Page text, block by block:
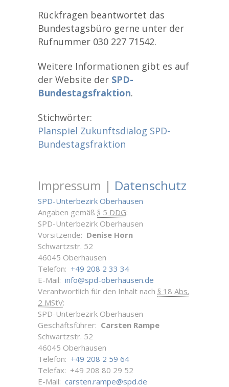
Rückfragen beantwortet das
Bundestagsbüro gerne unter der
Rufnummer 030 227 71542.
Weitere Informationen gibt es auf
der Website der SPD-
Bundestagsfraktion.
Stichwörter:
Planspiel Zukunftsdialog SPD-
Bundestagsfraktion
Impressum | Datenschutz
SPD-Unterbezirk Oberhausen
Angaben gemäß § 5 DDG:
SPD-Unterbezirk Oberhausen
Vorsitzende: Denise Horn
Schwartzstr. 52
46045 Oberhausen
Telefon: +49 208 2 33 34
E-Mail: info@spd-oberhausen.de
Verantwortlich für den Inhalt nach § 18 Abs.
2 MStV:
SPD-Unterbezirk Oberhausen
Geschäftsführer: Carsten Rampe
Schwartzstr. 52
46045 Oberhausen
Telefon: +49 208 2 59 64
Telefax: +49 208 80 29 52
E-Mail: carsten.rampe@spd.de